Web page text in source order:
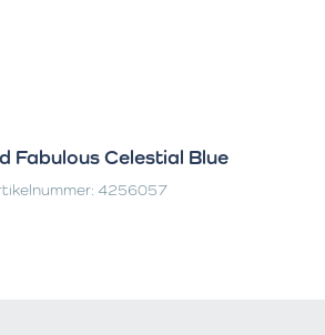
Fabulous Celestial Blue
4256057